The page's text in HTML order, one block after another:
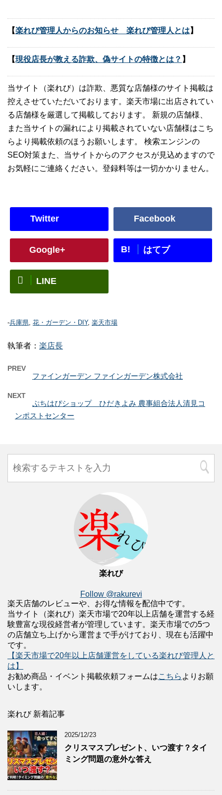
【楽れび管理人からのお知らせ 楽れび管理人とは 】
【現役店長が教える詐欺、偽サイトの特徴とは？ 】
当サイト（楽れび）は詐欺、悪質な店舗様のサイト掲載は
控えさせていただいております。楽天市場に出店されてい
る店舗様を厳選して掲載しております。 新規の店舗様、
また当サイトの漏れにより掲載されていない店舗様はこち
らより掲載依頼のほうお願いします。 検索エンジンの
SEO対策また、当サイトからのアクセスが見込めますので
お気軽にご連絡ください。登録料等は一切かかりません。
Twitter Facebook
Google+ B! はてブ
LINE
-兵庫県, 花・ガーデン・DIY, 楽天市場
執筆者： 楽店長
PREV
ファインガーデン ファインガーデン株式会社
NEXT
ぷちはぴショップ ひだきよみ 農事組合法人清見コ
ンポストセンター
楽れび
Follow @rakurevi
楽天店舗のレビューや、お得な情報を配信中です。
当サイト（楽れび）楽天市場で20年以上店舗を運営する経
験豊富な現役経営者が管理しています。楽天市場での5つ
の店舗立ち上げから運営まで手がけており、現在も活躍中
です。
【楽天市場で20年以上店舗運営をしている楽れび管理人と
は】
お勧め商品・イベント掲載依頼フォームはこちら よりお願
いします。
楽れび 新着記事
2025/12/23
クリスマスプレゼント、いつ渡す？タイ
ミング問題の意外な答え